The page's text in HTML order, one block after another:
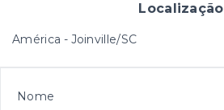
Localização
América - Joinville/SC
Nome